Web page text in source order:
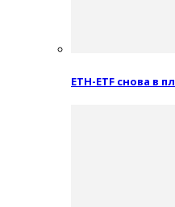
ETH-ETF снова в